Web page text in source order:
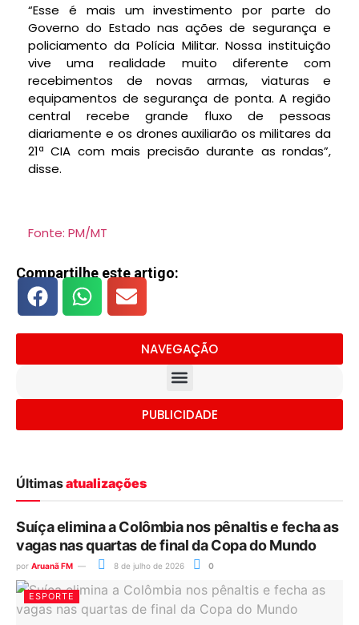
“Esse é mais um investimento por parte do
Governo do Estado nas ações de segurança e
policiamento da Polícia Militar. Nossa instituição
vive uma realidade muito diferente com
recebimentos de novas armas, viaturas e
equipamentos de segurança de ponta. A região
central recebe grande fluxo de pessoas
diariamente e os drones auxiliarão os militares da
21ª CIA com mais precisão durante as rondas”,
disse.
Fonte: PM/MT
Compartilhe este artigo:
NAVEGAÇÃO
PUBLICIDADE
Últimasatualizações
Suíça elimina a Colômbia nos pênaltis e fecha as
vagas nas quartas de final da Copa do Mundo
por Aruanã FM 8 de julho de 2026 0
ESPORTE